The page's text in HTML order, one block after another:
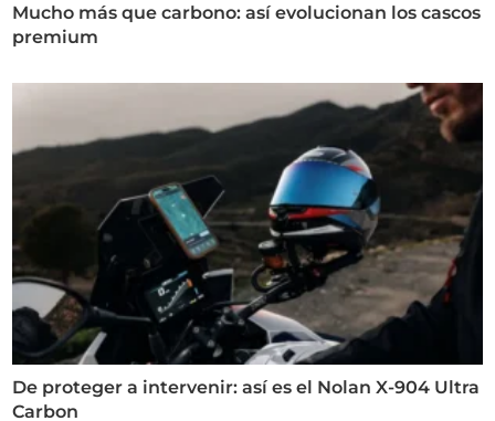
Mucho más que carbono: así evolucionan los cascos
premium
De proteger a intervenir: así es el Nolan X-904 Ultra
Carbon